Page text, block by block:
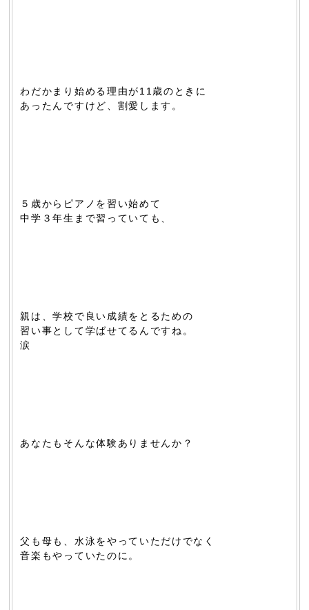
わだかまり始める理由が11歳のときに
あったんですけど、割愛します。
５歳からピアノを習い始めて
中学３年生まで習っていても、
親は、学校で良い成績をとるための
習い事として学ばせてるんですね。
涙
あなたもそんな体験ありませんか？
父も母も、水泳をやっていただけでなく
音楽もやっていたのに。